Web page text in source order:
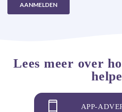
Lees meer over
APP-